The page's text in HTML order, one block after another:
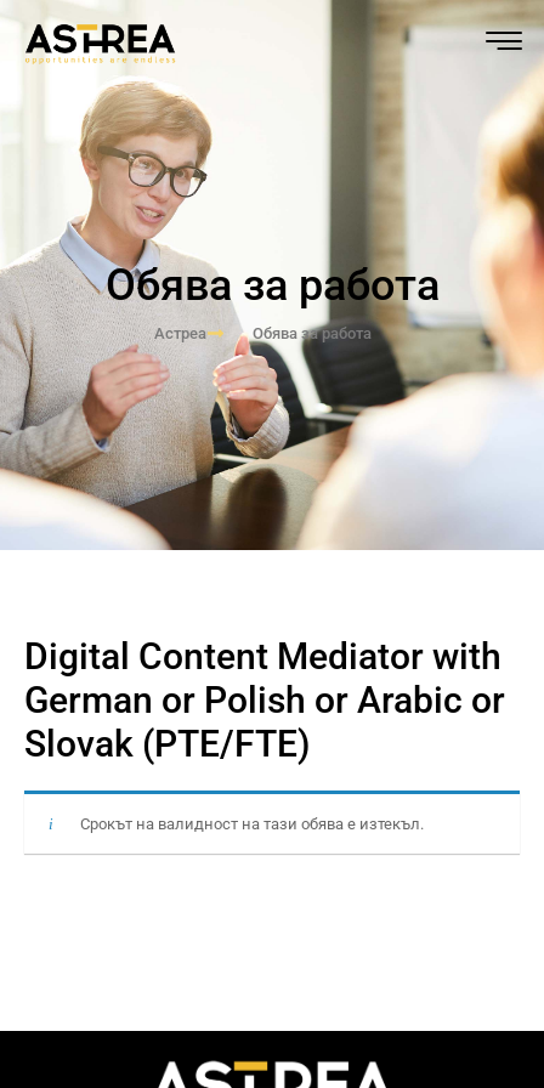
Обява за работа
Астреа Обява за работа
Digital Content Mediator with
German or Polish or Arabic or
Slovak (PTE/FTE)
Срокът на валидност на тази обява е изтекъл.